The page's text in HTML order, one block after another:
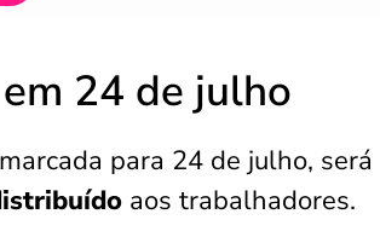
24 de julho
para 24 de julho, será
aos trabalhadores.